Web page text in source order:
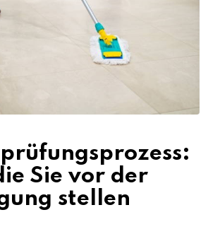
Sie vor der
stellen